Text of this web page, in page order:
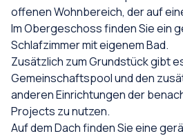
offenen Wohnbereich, der auf
Im Obergeschoss finden Sie ein
Schlafzimmer mit eigenem Bad.
Zusätzlich zum Grundstück gibt
Gemeinschaftspool und den
anderen Einrichtungen der
Projects zu nutzen.
Auf dem Dach finden Sie eine